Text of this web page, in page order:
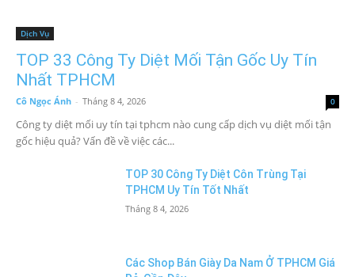
Dịch Vụ
TOP 33 Công Ty Diệt Mối Tận Gốc Uy Tín
Nhất TPHCM
Cô Ngọc Ánh - Tháng 8 4, 2026 0
Công ty diệt mối uy tín tại tphcm nào cung cấp dịch vụ diệt mối tận
gốc hiệu quả? Vấn đề về việc các...
TOP 30 Công Ty Diệt Côn Trùng Tại
TPHCM Uy Tín Tốt Nhất
Tháng 8 4, 2026
Các Shop Bán Giày Da Nam Ở TPHCM Giá